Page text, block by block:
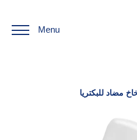
Menu
مضاد للبكتريا